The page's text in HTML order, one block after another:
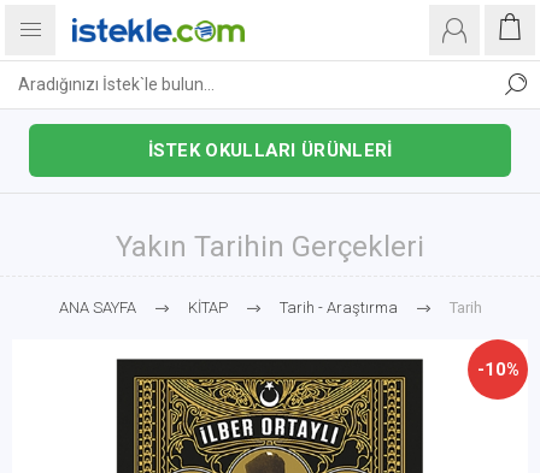
İSTEK OKULLARI ÜRÜNLERİ
Yakın Tarihin Gerçekleri
ANA SAYFA KİTAP Tarih - Araştırma Tarih
-10%